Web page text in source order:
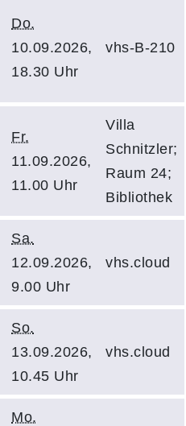
Do.
10.09.2026,
18.30 Uhr
vhs-B-210
Fr.
11.09.2026,
11.00 Uhr
Villa
Schnitzler;
Raum 24;
Bibliothek
Sa.
12.09.2026,
9.00 Uhr
vhs.cloud
So.
13.09.2026,
10.45 Uhr
vhs.cloud
Mo.